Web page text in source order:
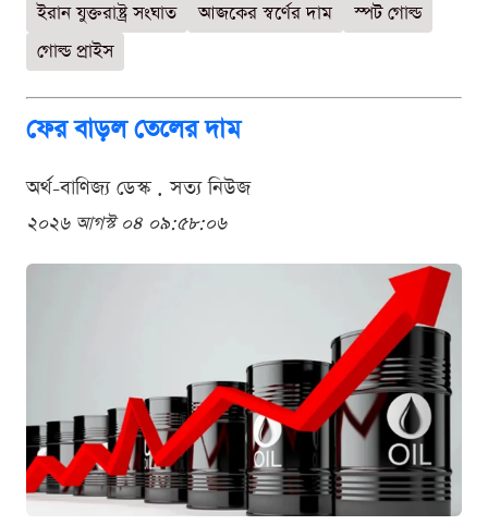
ইরান যুক্তরাষ্ট্র সংঘাত
আজকের স্বর্ণের দাম
স্পট গোল্ড
গোল্ড প্রাইস
ফের বাড়ল তেলের দাম
অর্থ-বাণিজ্য ডেস্ক . সত্য নিউজ
২০২৬ আগস্ট ০৪ ০৯:৫৮:০৬